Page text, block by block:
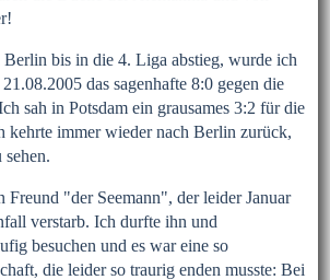
bis in die 4. Liga abstieg, wurde ich
das sagenhafte 8:0 gegen die
sah in Potsdam ein grausames 3:2 für die
kehrte immer wieder nach Berlin zurück,
Freund "der Seemann", der leider Januar
verstarb. Ich durfte ihn und
besuchen und es war eine so
die leider so traurig enden musste: Bei